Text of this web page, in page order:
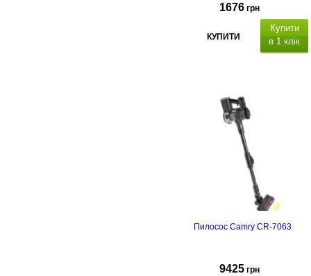
1676 грн
КУПИТИ
Купити
в 1 клік
Пилосос Camry CR-7063
9425 грн